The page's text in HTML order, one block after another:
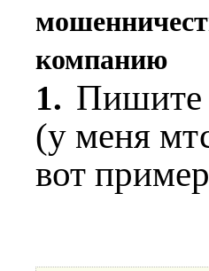
компанию
1. Пишите
(у меня
вот